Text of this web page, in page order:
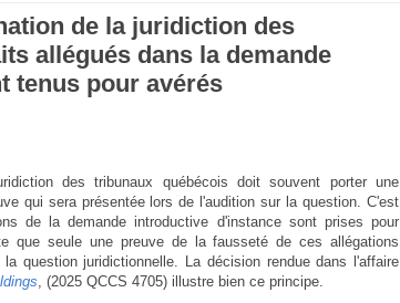
de la juridiction des
allégués dans la demande
tenus pour avérés
des tribunaux québécois doit souvent porter une
qui sera présentée lors de l'audition sur la question. C'est
de la demande introductive d'instance sont prises pour
que seule une preuve de la fausseté de ces allégations
question juridictionnelle. La décision rendue dans l'affaire
, (2025 QCCS 4705) illustre bien ce principe.